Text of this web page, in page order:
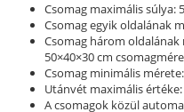
Csomag maximális súlya:
Csomag egyik oldalának
Csomag három oldalának
50×40×30 cm
Csomag minimális
Utánvét maximális értéke:
A csomagok közül